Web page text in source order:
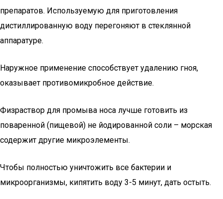
препаратов. Используемую для приготовления
дистиллированную воду перегоняют в стеклянной
аппаратуре.
Наружное применение способствует удалению гноя,
оказывает противомикробное действие.
Физраствор для промыва носа лучше готовить из
поваренной (пищевой) не йодированной соли – морская
содержит другие микроэлементы.
Чтобы полностью уничтожить все бактерии и
микроорганизмы, кипятить воду 3-5 минут, дать остыть.